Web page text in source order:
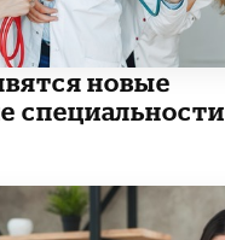
новые
специальности